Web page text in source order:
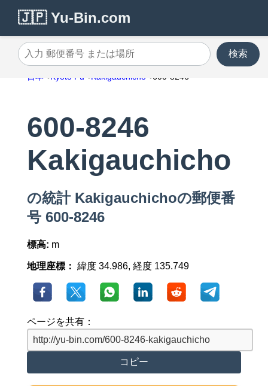
🇯🇵 Yu-Bin.com
入力 郵便番号 または場所
検索
日本 Kyoto Fu Kakigauchicho 600-8246
600-8246
Kakigauchicho
の統計 Kakigauchichoの郵便番
号 600-8246
標高: m
地理座標： 緯度 34.986, 経度 135.749
ページを共有：
コピー